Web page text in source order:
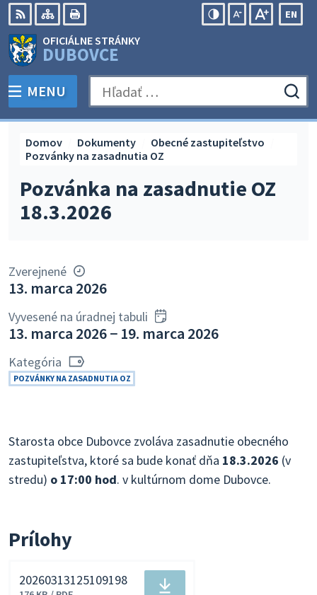
Preskočiť
na
obsah
RSS Mapa
EN
OFICIÁLNE STRÁNKY
DUBOVCE
PREPNÚŤ
MENU Hľadať:
Pozvánka na zasadnutie OZ
18.3.2026
Domov Dokumenty
Obecné zastupiteľstvo
Pozvánky na zasadnutia OZ
Zverejnené
13. marca 2026
Vyvesené na úradnej tabuli
13. marca 2026 − 19. marca 2026
Kategória
POZVÁNKY NA ZASADNUTIA OZ
Starosta obce Dubovce zvoláva zasadnutie obecného
zastupiteľstva, ktoré sa bude konať dňa 18.3.2026 (v
stredu) o 17:00 hod. v kultúrnom dome Dubovce.
Prílohy
20260313125109198